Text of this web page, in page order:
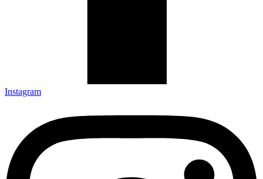
Instagram